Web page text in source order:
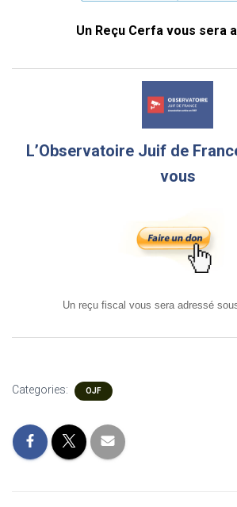
Un Reçu Cerfa vous sera
L’Observatoire Juif de
vous
Un reçu fiscal vous sera adressé
Categories: OJF